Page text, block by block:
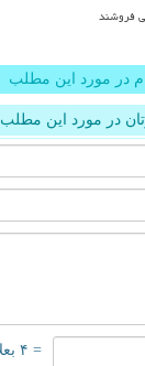
فروشند
در مورد این مطلب
در مورد این مطلب
= ۴ بعلاوه ۳